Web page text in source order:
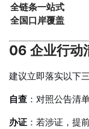
全链条一站式
全国口岸覆盖
06 企业行动
建议立即落实以下
自查 ：对照公告清
办证 ：若涉证，提